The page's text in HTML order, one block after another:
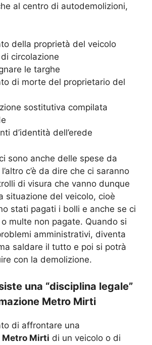
al centro di autodemolizioni,
della proprietà del veicolo
circolazione
le targhe
di morte del proprietario del
sostitutiva compilata
d’identità dell’erede
sono anche delle spese da
c’è da dire che ci saranno
di visura che vanno dunque
situazione del veicolo, cioè
stati pagati i bolli e anche se ci
multe non pagate. Quando si
amministrativi, diventa
saldare il tutto e poi si potrà
con la demolizione.
una “disciplina legale”
Metro Mirti
di affrontare una
Metro Mirti di un veicolo o di